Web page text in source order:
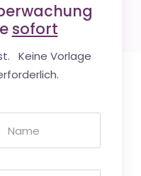
sofort
Keine Vorlage